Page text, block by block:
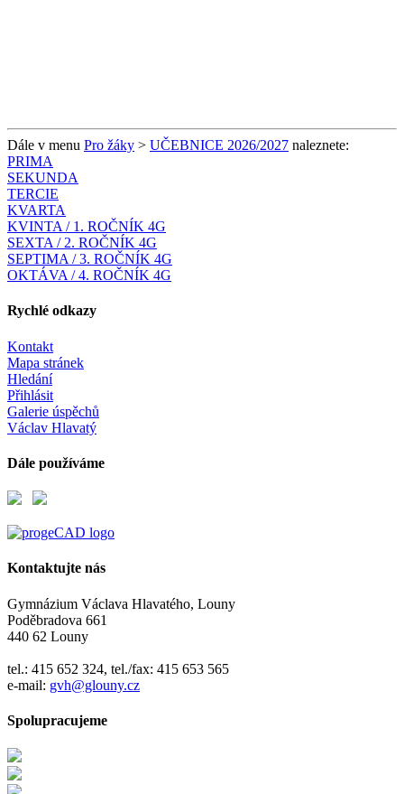
Dále v menu Pro žáky > UČEBNICE 2026/2027 naleznete:
PRIMA
SEKUNDA
TERCIE
KVARTA
KVINTA / 1. ROČNÍK 4G
SEXTA / 2. ROČNÍK 4G
SEPTIMA / 3. ROČNÍK 4G
OKTÁVA / 4. ROČNÍK 4G
Rychlé odkazy
Kontakt
Mapa stránek
Hledání
Přihlásit
Galerie úspěchů
Václav Hlavatý
Dále používáme
Kontaktujte nás
Gymnázium Václava Hlavatého, Louny
Poděbradova 661
440 62 Louny
tel.: 415 652 324, tel./fax: 415 653 565
e-mail: gvh@glouny.cz
Spolupracujeme